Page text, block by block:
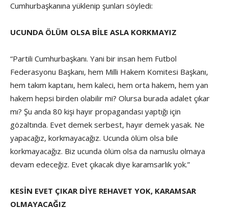
Cumhurbaşkanına yüklenip şunları söyledi:
UCUNDA ÖLÜM OLSA BİLE ASLA KORKMAYIZ
“Partili Cumhurbaşkanı. Yani bir insan hem Futbol
Federasyonu Başkanı, hem Milli Hakem Komitesi Başkanı,
hem takım kaptanı, hem kaleci, hem orta hakem, hem yan
hakem hepsi birden olabilir mi? Olursa burada adalet çıkar
mı? Şu anda 80 kişi hayır propagandası yaptığı için
gözaltında. Evet demek serbest, hayır demek yasak. Ne
yapacağız, korkmayacağız. Ucunda ölüm olsa bile
korkmayacağız. Biz ucunda ölüm olsa da namuslu olmaya
devam edeceğiz. Evet çıkacak diye karamsarlık yok.”
KESİN EVET ÇIKAR DİYE REHAVET YOK, KARAMSAR
OLMAYACAĞIZ